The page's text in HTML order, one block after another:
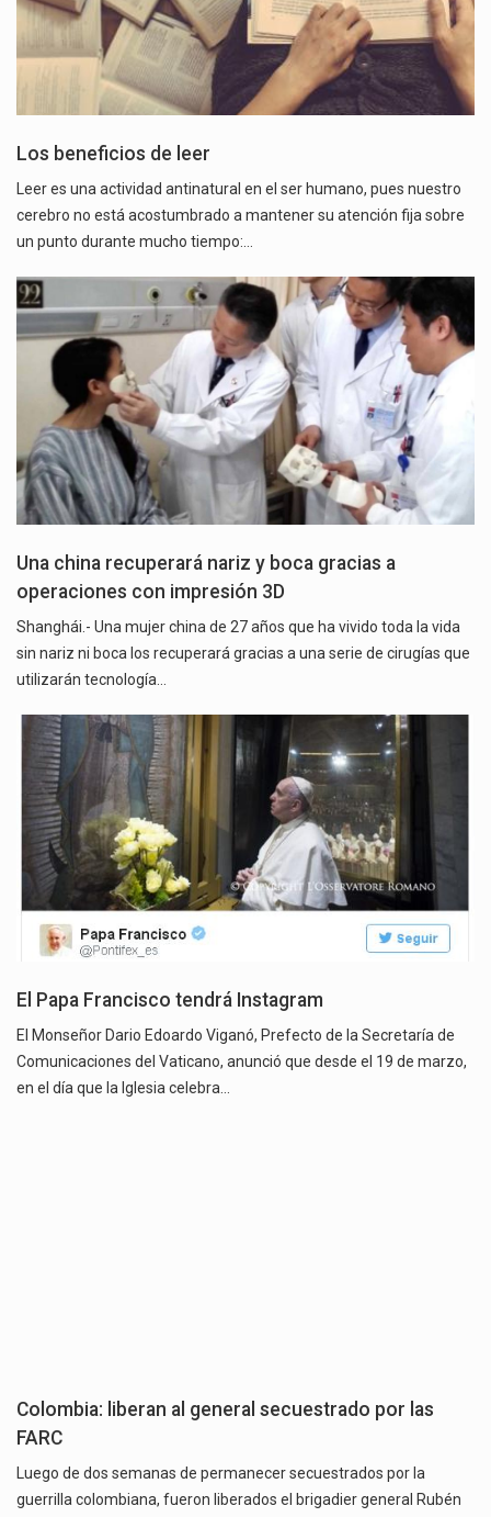
Los beneficios de leer
Leer es una actividad antinatural en el ser humano, pues nuestro
cerebro no está acostumbrado a mantener su atención fija sobre
un punto durante mucho tiempo:…
Una china recuperará nariz y boca gracias a
operaciones con impresión 3D
Shanghái.- Una mujer china de 27 años que ha vivido toda la vida
sin nariz ni boca los recuperará gracias a una serie de cirugías que
utilizarán tecnología…
El Papa Francisco tendrá Instagram
El Monseñor Dario Edoardo Viganó, Prefecto de la Secretaría de
Comunicaciones del Vaticano, anunció que desde el 19 de marzo,
en el día que la Iglesia celebra…
Colombia: liberan al general secuestrado por las
FARC
Luego de dos semanas de permanecer secuestrados por la
guerrilla colombiana, fueron liberados el brigadier general Rubén